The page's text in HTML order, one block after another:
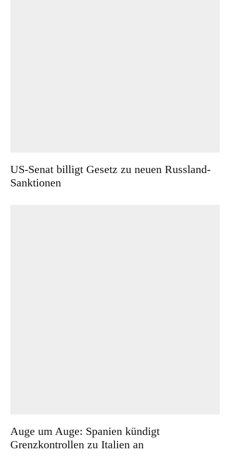
US-Senat billigt Gesetz zu neuen Russland-
Sanktionen
Auge um Auge: Spanien kündigt
Grenzkontrollen zu Italien an